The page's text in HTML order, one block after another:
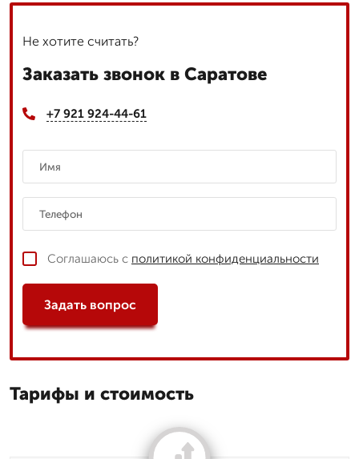
Не хотите считать?
Заказать звонок в Саратове
+7 921 924-44-61
Соглашаюсь с политикой конфиденциальности
Задать вопрос
Тарифы и стоимость